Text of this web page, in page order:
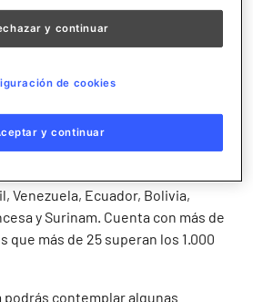
atravesada por el río del mismo
Sus 7.000 Km equivalen a la
y Nueva York y su contenido de
el Yangtsé y el Misisipi juntos.
Venezuela, Ecuador, Bolivia,
y Surinam. Cuenta con más de
que más de 25 superan los 1.000
contemplar algunas
y continuar
y continuar
de cookies